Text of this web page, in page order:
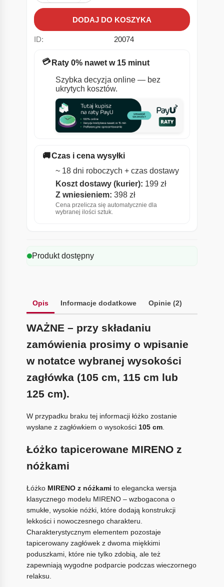
DODAJ DO KOSZYKA
ID: 20074
💳 Raty 0% nawet w 15 minut
Szybka decyzja online — bez
ukrytych kosztów.
🚚Czas i cena wysyłki
~ 18 dni roboczych + czas dostawy
Koszt dostawy (kurier): 199 zł
Z wniesieniem: 398 zł
Cena przelicza się automatycznie dla
wybranej ilości sztuk.
Produkt dostępny
Opis Informacje dodatkowe Opinie (2)
WAŻNE – przy składaniu
zamówienia prosimy o wpisanie
w notatce wybranej wysokości
zagłówka (105 cm, 115 cm lub
125 cm).
W przypadku braku tej informacji łóżko zostanie
wysłane z zagłówkiem o wysokości 105 cm.
Łóżko tapicerowane MIRENO z
nóżkami
Łóżko MIRENO z nóżkami to elegancka wersja
klasycznego modelu MIRENO – wzbogacona o
smukłe, wysokie nóżki, które dodają konstrukcji
lekkości i nowoczesnego charakteru.
Charakterystycznym elementem pozostaje
tapicerowany zagłówek z dwoma miękkimi
poduszkami, które nie tylko zdobią, ale też
zapewniają wygodne podparcie podczas wieczornego
relaksu.